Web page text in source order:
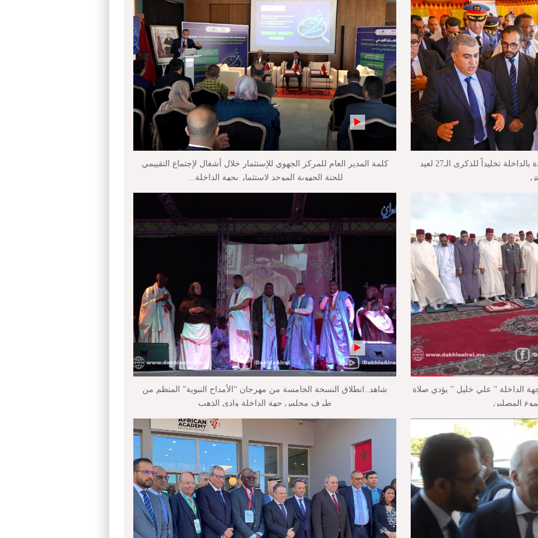
بالفيديو : تدشين وإطلاق مشاريع جديدة بالداخلة تخليداً للذكرى الـ27 لعيد
كلمة المدير العام للمركز الجهوي للإستثمار خلال أشغال لإجتماع التقييمي
للجنة الجهوية الموحد لإستثمار بجهة الداخلة…
الداخلة ” علي خليل ” يؤدي صلاة
المصلين
شاهد..انطلاق النسخة الخامسة من مهرجان “الأمداح النبوية” المنظم من
طرف مجلس جهة الداخلة وادي الذهب